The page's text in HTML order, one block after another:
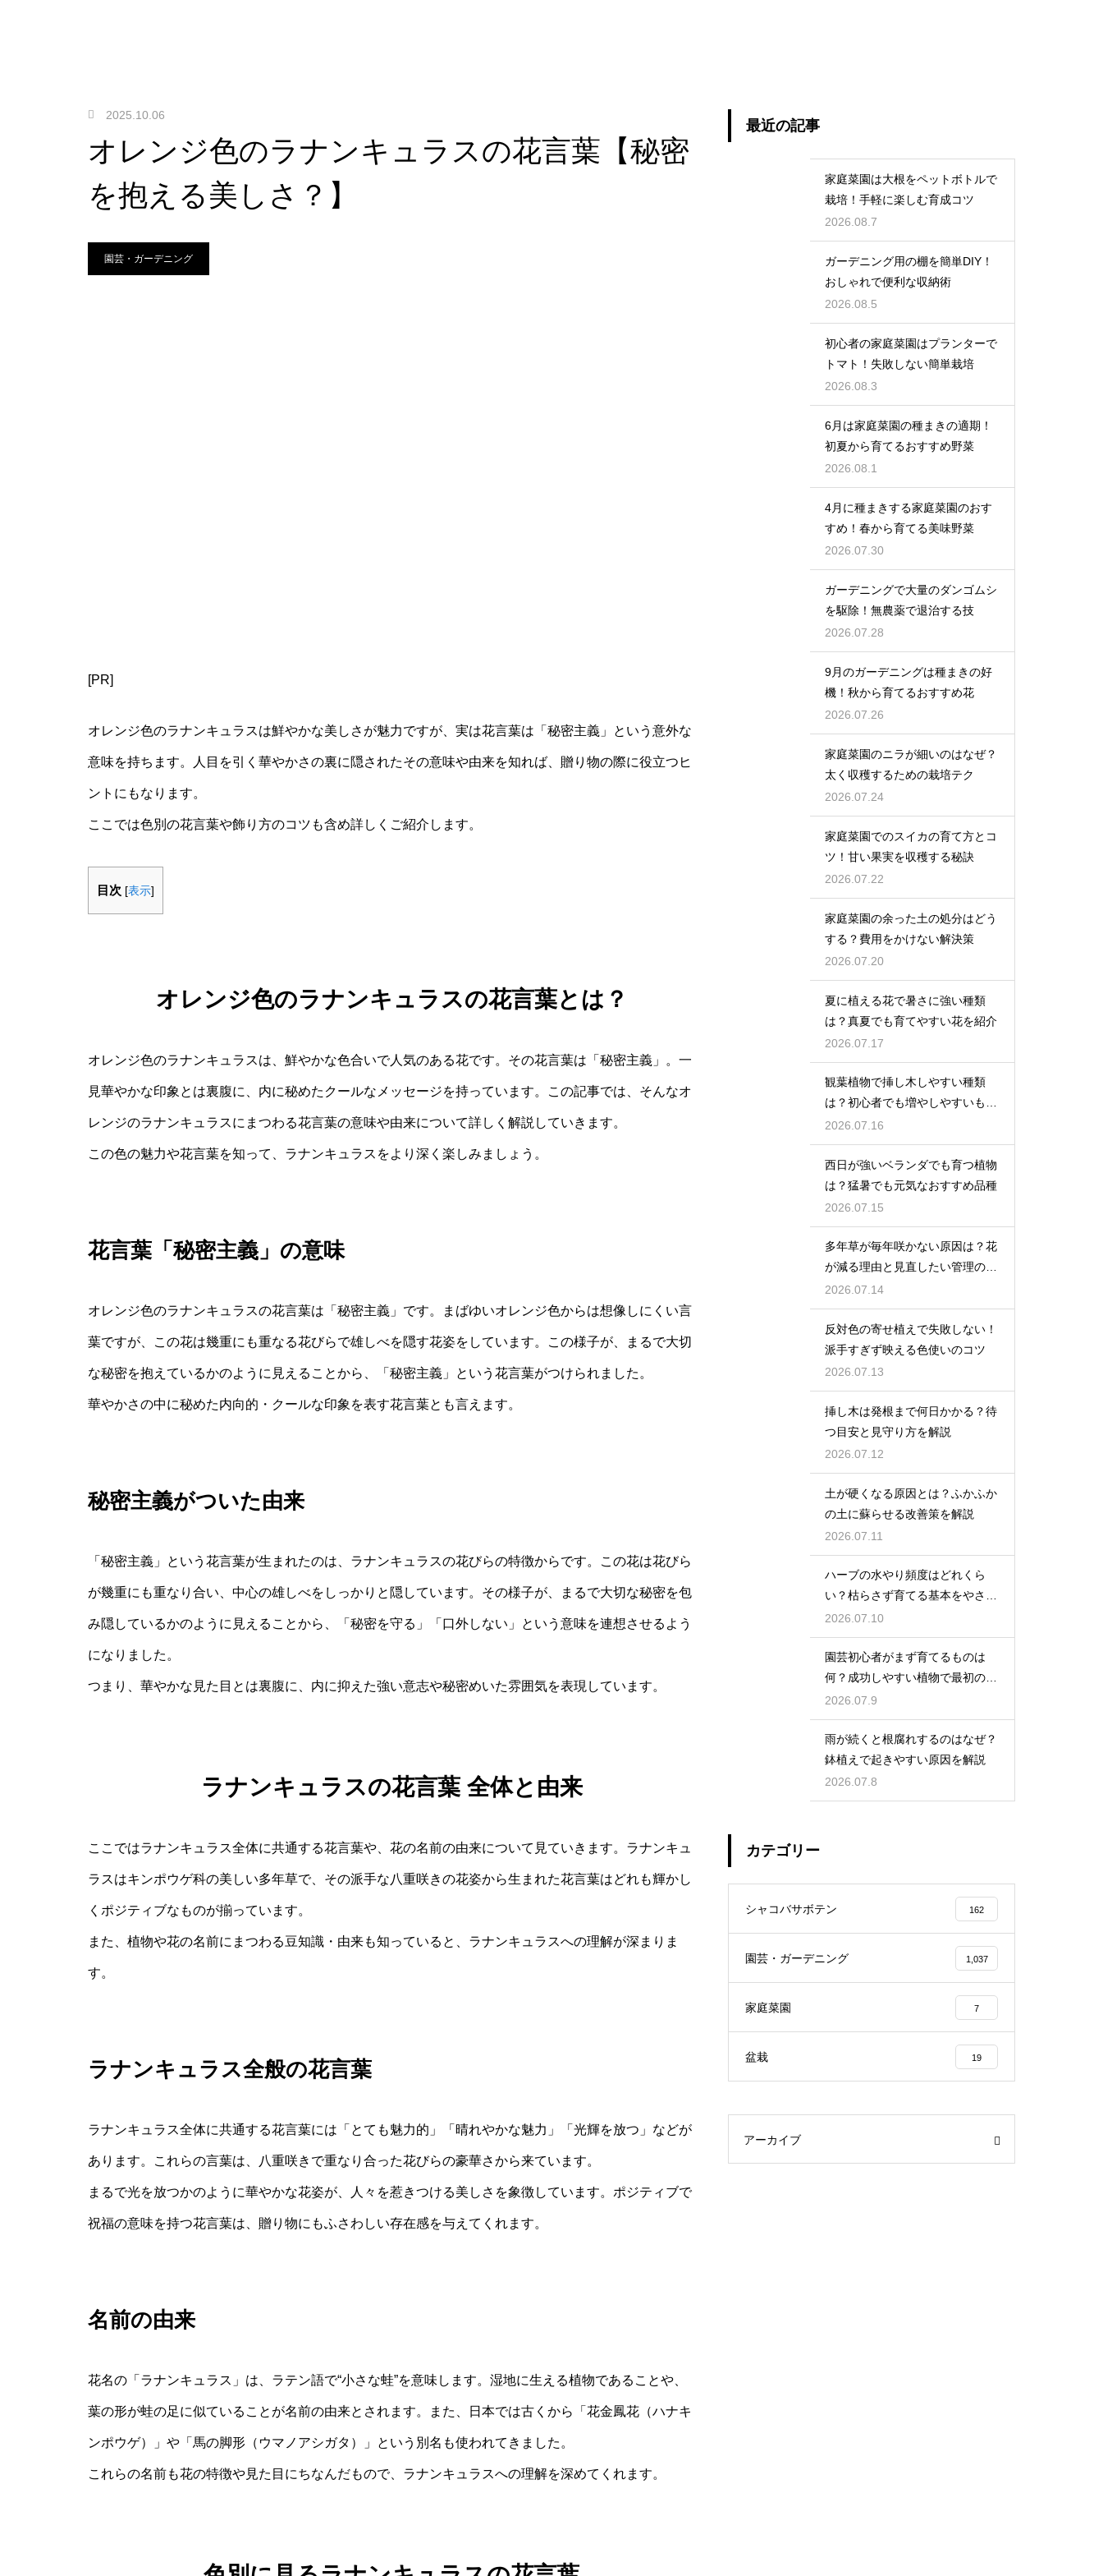
2025.10.06
オレンジ色のラナンキュラスの花言葉【秘密
を抱える美しさ？】
園芸・ガーデニング
[PR]
オレンジ色のラナンキュラスは鮮やかな美しさが魅力ですが、実は花言葉は「秘密主義」という意外な
意味を持ちます。人目を引く華やかさの裏に隠されたその意味や由来を知れば、贈り物の際に役立つヒ
ントにもなります。
ここでは色別の花言葉や飾り方のコツも含め詳しくご紹介します。
目次 [表示]
オレンジ色のラナンキュラスの花言葉とは？
オレンジ色のラナンキュラスは、鮮やかな色合いで人気のある花です。その花言葉は「秘密主義」。一
見華やかな印象とは裏腹に、内に秘めたクールなメッセージを持っています。この記事では、そんなオ
レンジのラナンキュラスにまつわる花言葉の意味や由来について詳しく解説していきます。
この色の魅力や花言葉を知って、ラナンキュラスをより深く楽しみましょう。
花言葉「秘密主義」の意味
オレンジ色のラナンキュラスの花言葉は「秘密主義」です。まばゆいオレンジ色からは想像しにくい言
葉ですが、この花は幾重にも重なる花びらで雄しべを隠す花姿をしています。この様子が、まるで大切
な秘密を抱えているかのように見えることから、「秘密主義」という花言葉がつけられました。
華やかさの中に秘めた内向的・クールな印象を表す花言葉とも言えます。
秘密主義がついた由来
「秘密主義」という花言葉が生まれたのは、ラナンキュラスの花びらの特徴からです。この花は花びら
が幾重にも重なり合い、中心の雄しべをしっかりと隠しています。その様子が、まるで大切な秘密を包
み隠しているかのように見えることから、「秘密を守る」「口外しない」という意味を連想させるよう
になりました。
つまり、華やかな見た目とは裏腹に、内に抑えた強い意志や秘密めいた雰囲気を表現しています。
ラナンキュラスの花言葉 全体と由来
ここではラナンキュラス全体に共通する花言葉や、花の名前の由来について見ていきます。ラナンキュ
ラスはキンポウゲ科の美しい多年草で、その派手な八重咲きの花姿から生まれた花言葉はどれも輝かし
くポジティブなものが揃っています。
また、植物や花の名前にまつわる豆知識・由来も知っていると、ラナンキュラスへの理解が深まりま
す。
ラナンキュラス全般の花言葉
ラナンキュラス全体に共通する花言葉には「とても魅力的」「晴れやかな魅力」「光輝を放つ」などが
あります。これらの言葉は、八重咲きで重なり合った花びらの豪華さから来ています。
まるで光を放つかのように華やかな花姿が、人々を惹きつける美しさを象徴しています。ポジティブで
祝福の意味を持つ花言葉は、贈り物にもふさわしい存在感を与えてくれます。
名前の由来
花名の「ラナンキュラス」は、ラテン語で“小さな蛙”を意味します。湿地に生える植物であることや、
葉の形が蛙の足に似ていることが名前の由来とされます。また、日本では古くから「花金鳳花（ハナキ
ンポウゲ）」や「馬の脚形（ウマノアシガタ）」という別名も使われてきました。
これらの名前も花の特徴や見た目にちなんだもので、ラナンキュラスへの理解を深めてくれます。
最近の記事
家庭菜園は大根をペットボトルで
栽培！手軽に楽しむ育成コツ
2026.08.7
ガーデニング用の棚を簡単DIY！
おしゃれで便利な収納術
2026.08.5
初心者の家庭菜園はプランターで
トマト！失敗しない簡単栽培
2026.08.3
6月は家庭菜園の種まきの適期！
初夏から育てるおすすめ野菜
2026.08.1
4月に種まきする家庭菜園のおす
すめ！春から育てる美味野菜
2026.07.30
ガーデニングで大量のダンゴムシ
を駆除！無農薬で退治する技
2026.07.28
9月のガーデニングは種まきの好
機！秋から育てるおすすめ花
2026.07.26
家庭菜園のニラが細いのはなぜ？
太く収穫するための栽培テク
2026.07.24
家庭菜園でのスイカの育て方とコ
ツ！甘い果実を収穫する秘訣
2026.07.22
家庭菜園の余った土の処分はどう
する？費用をかけない解決策
2026.07.20
夏に植える花で暑さに強い種類
は？真夏でも育てやすい花を紹介
2026.07.17
観葉植物で挿し木しやすい種類
は？初心者でも増やしやすいもの
を紹介
2026.07.16
西日が強いベランダでも育つ植物
は？猛暑でも元気なおすすめ品種
2026.07.15
多年草が毎年咲かない原因は？花
が減る理由と見直したい管理のコ
ツ
2026.07.14
反対色の寄せ植えで失敗しない！
派手すぎず映える色使いのコツ
2026.07.13
挿し木は発根まで何日かかる？待
つ目安と見守り方を解説
2026.07.12
土が硬くなる原因とは？ふかふか
の土に蘇らせる改善策を解説
2026.07.11
ハーブの水やり頻度はどれくら
い？枯らさず育てる基本をやさし
く紹介
2026.07.10
園芸初心者がまず育てるものは
何？成功しやすい植物で最初の一
歩を踏み出そう
2026.07.9
雨が続くと根腐れするのはなぜ？
鉢植えで起きやすい原因を解説
2026.07.8
カテゴリー
シャコバサボテン 162
園芸・ガーデニング 1,037
家庭菜園 7
盆栽 19
アーカイブ